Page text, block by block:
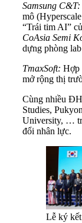
Samsung C&T:
mô
“Trái tim AI”
CoAsia Semi
dựng phòng
TmaxSoft: Hợp
mở rộng thị
Cùng nhiều
Studies,
University, …
đổi nhân lực.
Lễ ký